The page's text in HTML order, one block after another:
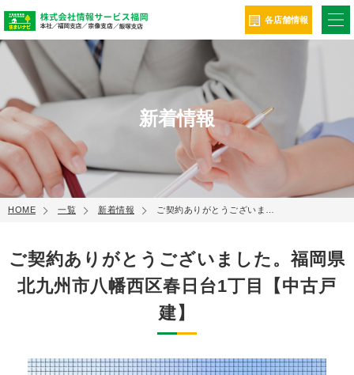
各店舗情報
新着情報
HOME 一覧 新着情報 ご契約ありがとうございま…
ご契約ありがとうございました。福岡県
北九州市八幡西区春日台1丁目【中古戸
建】